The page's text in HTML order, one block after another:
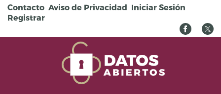
Pasar al contenido principal
Contacto Aviso de Privacidad Iniciar Sesión
Registrar